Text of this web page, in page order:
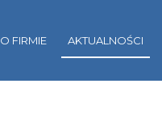
O FIRMIE AKTUALNOŚCI